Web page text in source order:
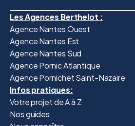
Les Agences Berthelot :
Agence Nantes Ouest
Agence Nantes Est
Agence Nantes Sud
Agence Pornic Atlantique
Agence Pornichet Saint-Nazaire
Infos pratiques:
Votre projet de A à Z
Nos guides